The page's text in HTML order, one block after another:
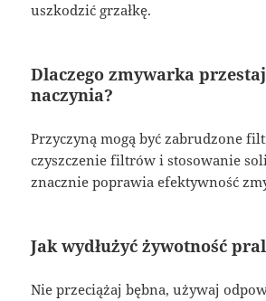
uszkodzić grzałkę.
Dlaczego zmywarka
naczynia?
Przyczyną mogą być zabrudzone
czyszczenie filtrów i stosowanie
znacznie poprawia efektywność
Jak wydłużyć żywotność
Nie przeciążaj bębna, używaj